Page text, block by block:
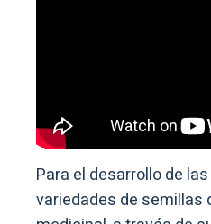
Para el desarrollo de
variedades de semillas